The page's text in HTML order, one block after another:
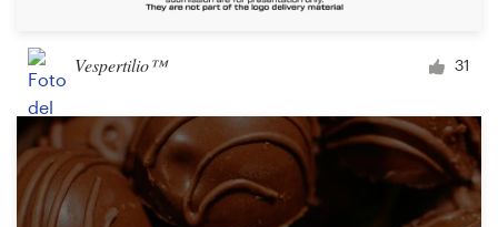
Vespertilio™ 31